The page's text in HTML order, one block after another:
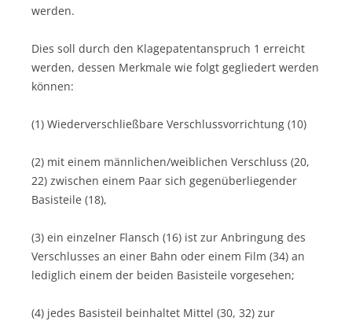
werden.
Dies soll durch den Klagepatentanspruch 1 erreicht
werden, dessen Merkmale wie folgt gegliedert werden
können:
(1) Wiederverschließbare Verschlussvorrichtung (10)
(2) mit einem männlichen/weiblichen Verschluss (20,
22) zwischen einem Paar sich gegenüberliegender
Basisteile (18),
(3) ein einzelner Flansch (16) ist zur Anbringung des
Verschlusses an einer Bahn oder einem Film (34) an
lediglich einem der beiden Basisteile vorgesehen;
(4) jedes Basisteil beinhaltet Mittel (30, 32) zur